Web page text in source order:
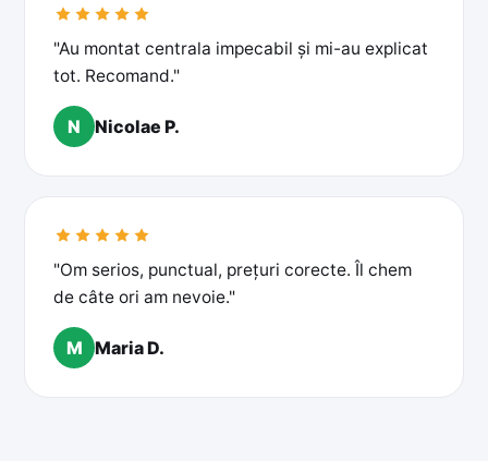
"Au montat centrala impecabil și mi-au explicat
tot. Recomand."
N Nicolae P.
"Om serios, punctual, prețuri corecte. Îl chem
de câte ori am nevoie."
M Maria D.